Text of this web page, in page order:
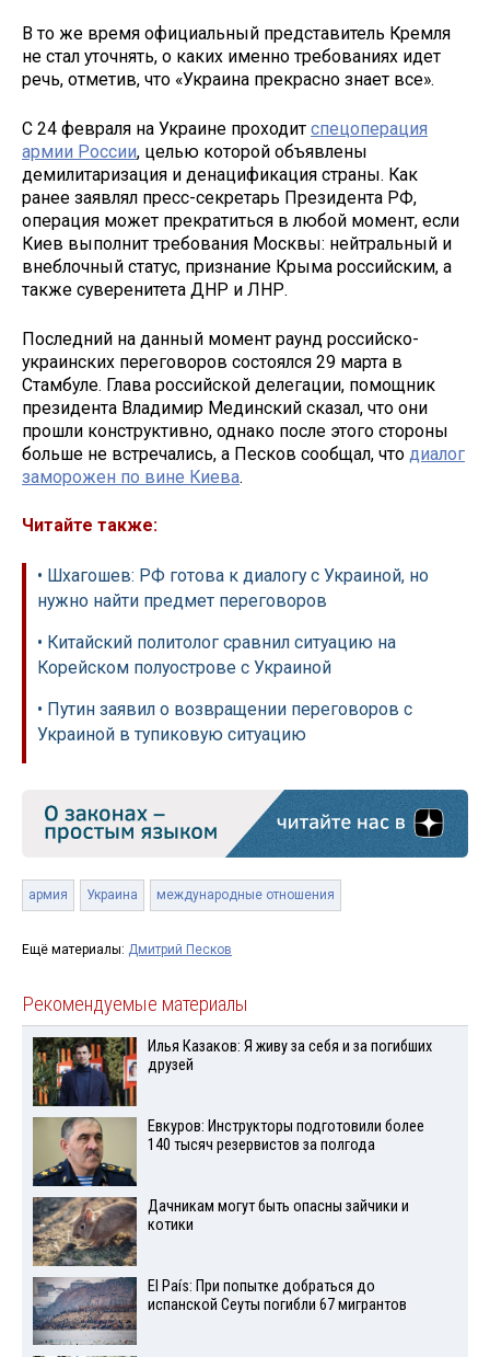
В то же время официальный представитель Кремля
не стал уточнять, о каких именно требованиях идет
речь, отметив, что «Украина прекрасно знает все».
С 24 февраля на Украине проходит спецоперация
армии России, целью которой объявлены
демилитаризация и денацификация страны. Как
ранее заявлял пресс-секретарь Президента РФ,
операция может прекратиться в любой момент, если
Киев выполнит требования Москвы: нейтральный и
внеблочный статус, признание Крыма российским, а
также суверенитета ДНР и ЛНР.
Последний на данный момент раунд российско-
украинских переговоров состоялся 29 марта в
Стамбуле. Глава российской делегации, помощник
президента Владимир Мединский сказал, что они
прошли конструктивно, однако после этого стороны
больше не встречались, а Песков сообщал, что диалог
заморожен по вине Киева.
Читайте также:
• Шхагошев: РФ готова к диалогу с Украиной, но
нужно найти предмет переговоров
• Китайский политолог сравнил ситуацию на
Корейском полуострове с Украиной
• Путин заявил о возвращении переговоров с
Украиной в тупиковую ситуацию
армия Украина международные отношения
Ещё материалы: Дмитрий Песков
Рекомендуемые материалы
Илья Казаков: Я живу за себя и за погибших
друзей
Евкуров: Инструкторы подготовили более
140 тысяч резервистов за полгода
Дачникам могут быть опасны зайчики и
котики
El País: При попытке добраться до
испанской Сеуты погибли 67 мигрантов